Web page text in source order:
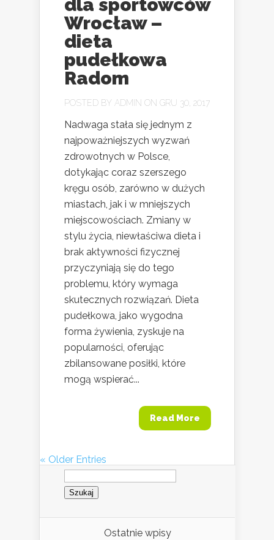
dla sportowców
Wrocław –
dieta
pudełkowa
Radom
POSTED BY ADMIN ON GRU 30, 2017
Nadwaga stała się jednym z
najpoważniejszych wyzwań
zdrowotnych w Polsce,
dotykając coraz szerszego
kręgu osób, zarówno w dużych
miastach, jak i w mniejszych
miejscowościach. Zmiany w
stylu życia, niewłaściwa dieta i
brak aktywności fizycznej
przyczyniają się do tego
problemu, który wymaga
skutecznych rozwiązań. Dieta
pudełkowa, jako wygodna
forma żywienia, zyskuje na
popularności, oferując
zbilansowane posiłki, które
mogą wspierać...
Read More
« Older Entries
Szukaj:
Ostatnie wpisy